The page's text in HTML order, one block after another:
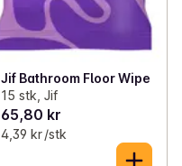
Jif Bathroom Floor Wipe
15 stk, Jif
65,80 kr
4,39 kr /stk